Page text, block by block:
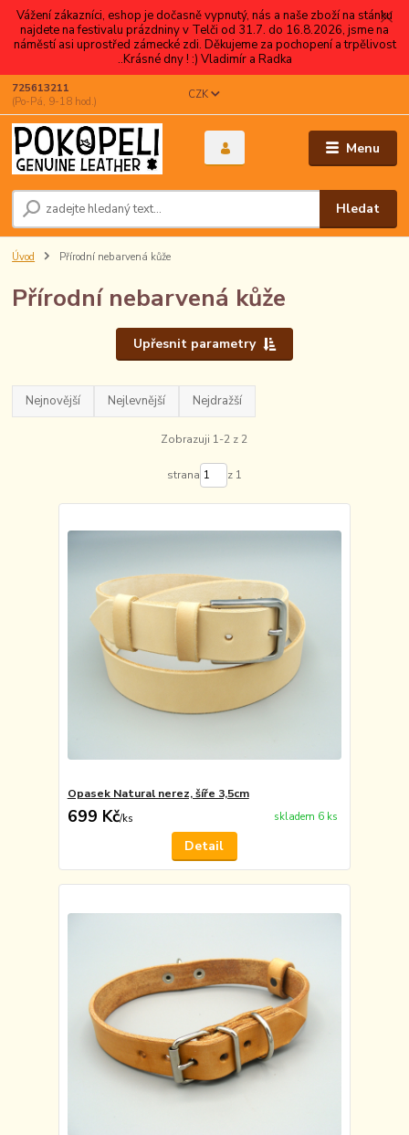
Vážení zákazníci, eshop je dočasně vypnutý, nás a naše zboží na stánku
najdete na festivalu prázdniny v Telči od 31.7. do 16.8.2026, jsme na
náměstí asi uprostřed zámecké zdi. Děkujeme za pochopení a trpělivost
..Krásné dny ! :) Vladimír a Radka
Menu
CZK
Hledat
725613211
(Po-Pá, 9-18 hod.)
Úvod Přírodní nebarvená kůže
Přírodní nebarvená kůže
Upřesnit parametry
Nejnovější Nejlevnější Nejdražší
Zobrazuji 1-2 z 2
strana z 1
Opasek Natural nerez, šíře 3,5cm
699 Kč/ks skladem 6 ks
Detail